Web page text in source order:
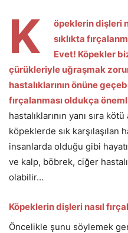
K
öpeklerin dişleri
sıklıkta
Evet! Köpekler
çürükleriyle uğraşmak
hastalıklarının önüne
fırçalanması oldukça
hastalıklarının yanı sıra
köpeklerde sık karşılaşılan
insanlarda olduğu gibi
ve kalp, böbrek, ciğer
olabilir…
Köpeklerin dişleri nasıl
Öncelikle şunu söylemek